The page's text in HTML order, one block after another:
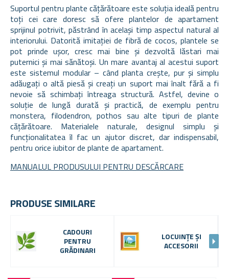
Suportul pentru plante cățărătoare este soluția ideală pentru
toți cei care doresc să ofere plantelor de apartament
sprijinul potrivit, păstrând în același timp aspectul natural al
interiorului. Datorită imitației de fibră de cocos, plantele se
pot prinde ușor, cresc mai bine și dezvoltă lăstari mai
puternici și mai sănătoși. Un mare avantaj al acestui suport
este sistemul modular – când planta crește, pur și simplu
adăugați o altă piesă și creați un suport mai înalt fără a fi
nevoie să schimbați întreaga structură. Astfel, devine o
soluție de lungă durată și practică, de exemplu pentru
monstera, filodendron, pothos sau alte tipuri de plante
cățărătoare. Materialele naturale, designul simplu și
funcționalitatea îl fac un ajutor discret, dar indispensabil,
pentru orice iubitor de plante de apartament.
MANUALUL PRODUSULUI PENTRU DESCĂRCARE
PRODUSE SIMILARE
CADOURI
PENTRU
GRĂDINARI
LOCUINȚE ȘI
ACCESORII